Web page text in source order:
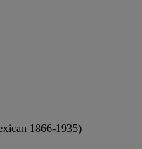
1866-1935)